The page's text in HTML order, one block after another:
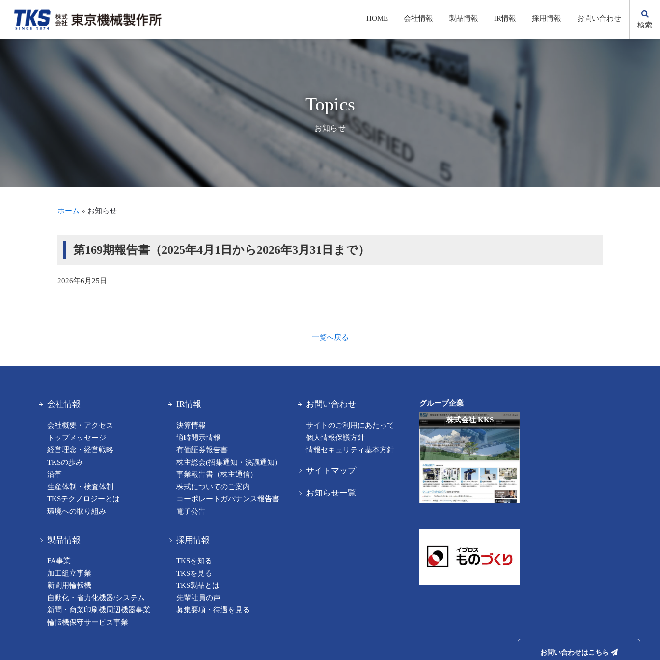
HOME 会社情報
会社概要・アクセス トップメッセージ TKSの歩み
生産体制・検査体制 環境への取り組み
製品情報
加工組立事業 自動化・省力化機器/システム
新聞・商業印刷機周辺機器事業 輪転機保守サービス事業
IR情報
決算情報 適時開示情報 株主総会(招集通知・決議通知）
事業報告書（株主通信） 株式についてのご案内 電子公告
採用情報
TKSを知る TKSを見る 先輩社員の声
募集要項・待遇を見る
お問い合わせ
検索
Topics
お知らせ
ホーム » お知らせ
第169期報告書（2025年4月1日から2026年3月31日まで）
2026年6月25日
一覧へ戻る
会社情報
会社概要・アクセス
トップメッセージ
経営理念・経営戦略
TKSの歩み
沿革
生産体制・検査体制
TKSテクノロジーとは
環境への取り組み
IR情報
決算情報
適時開示情報
有価証券報告書
株主総会(招集通知・決議通知）
事業報告書（株主通信）
株式についてのご案内
コーポレートガバナンス報告書
電子公告
お問い合わせ
サイトのご利用にあたって
個人情報保護方針
情報セキュリティ基本方針
サイトマップ
お知らせ一覧
製品情報
FA事業
加工組立事業
新聞用輪転機
自動化・省力化機器/システム
新聞・商業印刷機周辺機器事業
輪転機保守サービス事業
採用情報
TKSを知る
TKSを見る
TKS製品とは
先輩社員の声
募集要項・待遇を見る
グループ企業
株式会社 KKS
お問い合わせはこちら